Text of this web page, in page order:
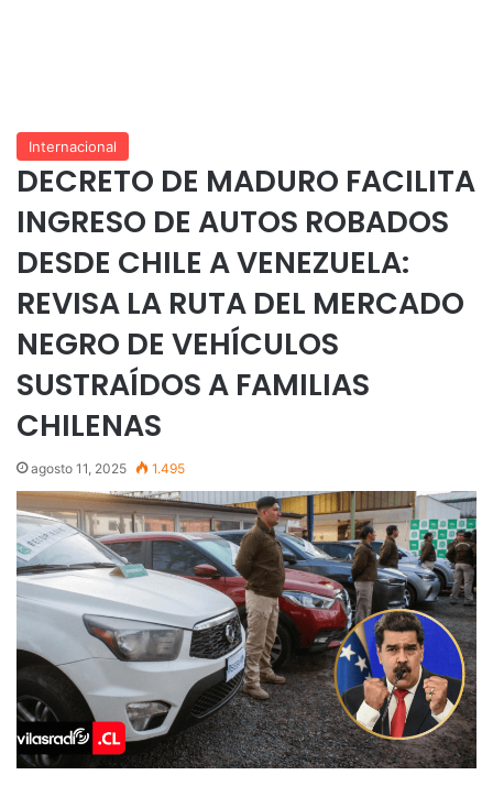
Internacional
DECRETO DE MADURO FACILITA
INGRESO DE AUTOS ROBADOS
DESDE CHILE A VENEZUELA:
REVISA LA RUTA DEL MERCADO
NEGRO DE VEHÍCULOS
SUSTRAÍDOS A FAMILIAS
CHILENAS
agosto 11, 2025 1.495